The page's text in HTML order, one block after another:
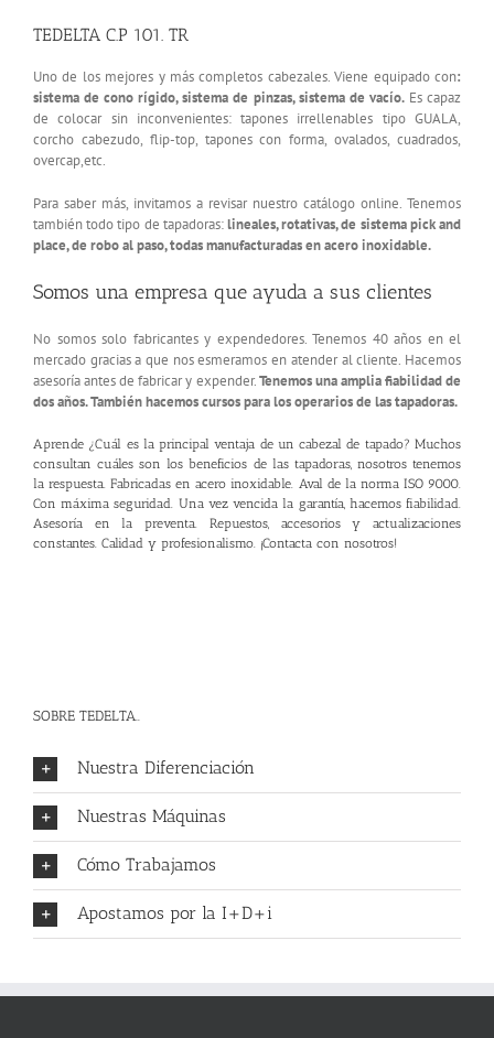
TEDELTA C.P 101. TR
Uno de los mejores y más completos cabezales. Viene equipado con:
sistema de cono rígido, sistema de pinzas, sistema de vacío.Es capaz
de colocar sin inconvenientes: tapones irrellenables tipo GUALA,
corcho cabezudo, flip-top, tapones con forma, ovalados, cuadrados,
overcap,etc.
Para saber más, invitamos a revisar nuestro catálogo online. Tenemos
también todo tipo de tapadoras:lineales, rotativas, de sistema pick and
place, de robo al paso, todas manufacturadas en acero inoxidable.
Somos una empresa que ayuda a sus clientes
No somos solo fabricantes y expendedores. Tenemos 40 años en el
mercado gracias a que nos esmeramos en atender al cliente. Hacemos
asesoría antes de fabricar y expender.Tenemos una amplia fiabilidad de
dos años. También hacemos cursos para los operarios de las tapadoras.
Aprende ¿Cuál es la principal ventaja de un cabezal de tapado? Muchos
consultan cuáles son los beneficios de las tapadoras, nosotros tenemos
la respuesta. Fabricadas en acero inoxidable. Aval de la norma ISO 9000.
Con máxima seguridad. Una vez vencida la garantía, hacemos fiabilidad.
Asesoría en la preventa. Repuestos, accesorios y actualizaciones
constantes. Calidad y profesionalismo. ¡Contacta con nosotros!
SOBRE TEDELTA..
Nuestra Diferenciación
Nuestras Máquinas
Cómo Trabajamos
Apostamos por la I+D+i